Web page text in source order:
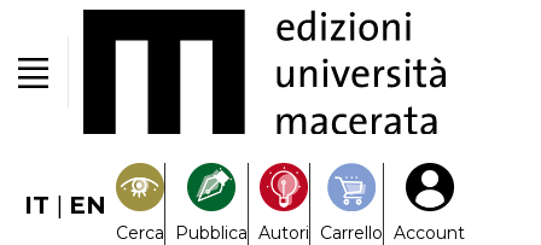
IT | EN
Cerca Pubblica Autori Carrello Account